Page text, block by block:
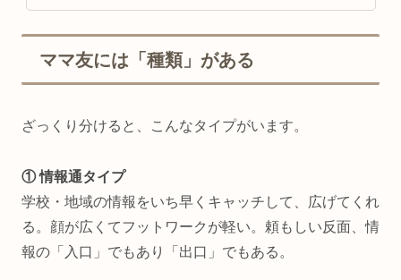
ママ友には「種類」がある
ざっくり分けると、こんなタイプがいます。
① 情報通タイプ
学校・地域の情報をいち早くキャッチして、広げてくれ
る。顔が広くてフットワークが軽い。頼もしい反面、情
報の「入口」でもあり「出口」でもある。